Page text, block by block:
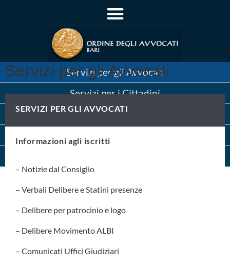
Servizi per gli Avvocati
Servizi per i Cittadini
Servizi per le Aziende
Servizi per gli Avvocati
SERVIZI PER GLI AVVOCATI
Informazioni agli iscritti
– Notizie dal Consiglio
– Verbali Delibere e Statini presenze
– Delibere per patrocinio e logo
– Delibere Movimento ALBI
– Comunicati Uffici Giudiziari